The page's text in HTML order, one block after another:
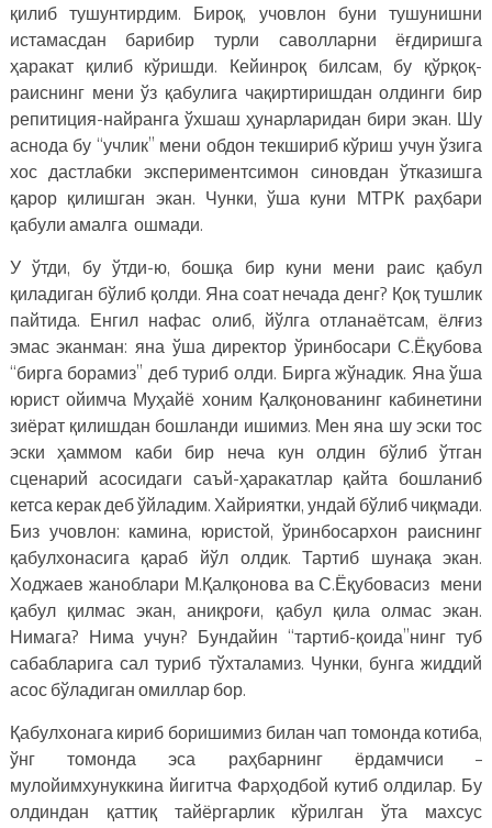
қилиб тушунтирдим. Бироқ, учовлон буни тушунишни
истамасдан барибир турли саволларни ёғдиришга
ҳаракат қилиб кўришди. Кейинроқ билсам, бу қўрқоқ-
раиснинг мени ўз қабулига чақиртиришдан олдинги бир
репитиция-найранга ўхшаш ҳунарларидан бири экан. Шу
аснода бу “учлик” мени обдон текшириб кўриш учун ўзига
хос дастлабки экспериментсимон синовдан ўтказишга
қарор қилишган экан. Чунки, ўша куни МТРК раҳбари
қабули амалга ошмади.
У ўтди, бу ўтди-ю, бошқа бир куни мени раис қабул
қиладиган бўлиб қолди. Яна соат нечада денг? Қоқ тушлик
пайтида. Енгил нафас олиб, йўлга отланаётсам, ёлғиз
эмас эканман: яна ўша директор ўринбосари С.Ёқубова
“бирга борамиз” деб туриб олди. Бирга жўнадик. Яна ўша
юрист ойимча Муҳайё хоним Қалқонованинг кабинетини
зиёрат қилишдан бошланди ишимиз. Мен яна шу эски тос
эски ҳаммом каби бир неча кун олдин бўлиб ўтган
сценарий асосидаги саъй-ҳаракатлар қайта бошланиб
кетса керак деб ўйладим. Хайриятки, ундай бўлиб чиқмади.
Биз учовлон: камина, юристой, ўринбосархон раиснинг
қабулхонасига қараб йўл олдик. Тартиб шунақа экан.
Ходжаев жаноблари М.Қалқонова ва С.Ёқубовасиз мени
қабул қилмас экан, аниқроғи, қабул қила олмас экан.
Нимага? Нима учун? Бундайин “тартиб-қоида”нинг туб
сабабларига сал туриб тўхталамиз. Чунки, бунга жиддий
асос бўладиган омиллар бор.
Қабулхонага кириб боришимиз билан чап томонда котиба,
ўнг томонда эса раҳбарнинг ёрдамчиси –
мулойимхунуккина йигитча Фарҳодбой кутиб олдилар. Бу
олдиндан қаттиқ тайёргарлик кўрилган ўта махсус